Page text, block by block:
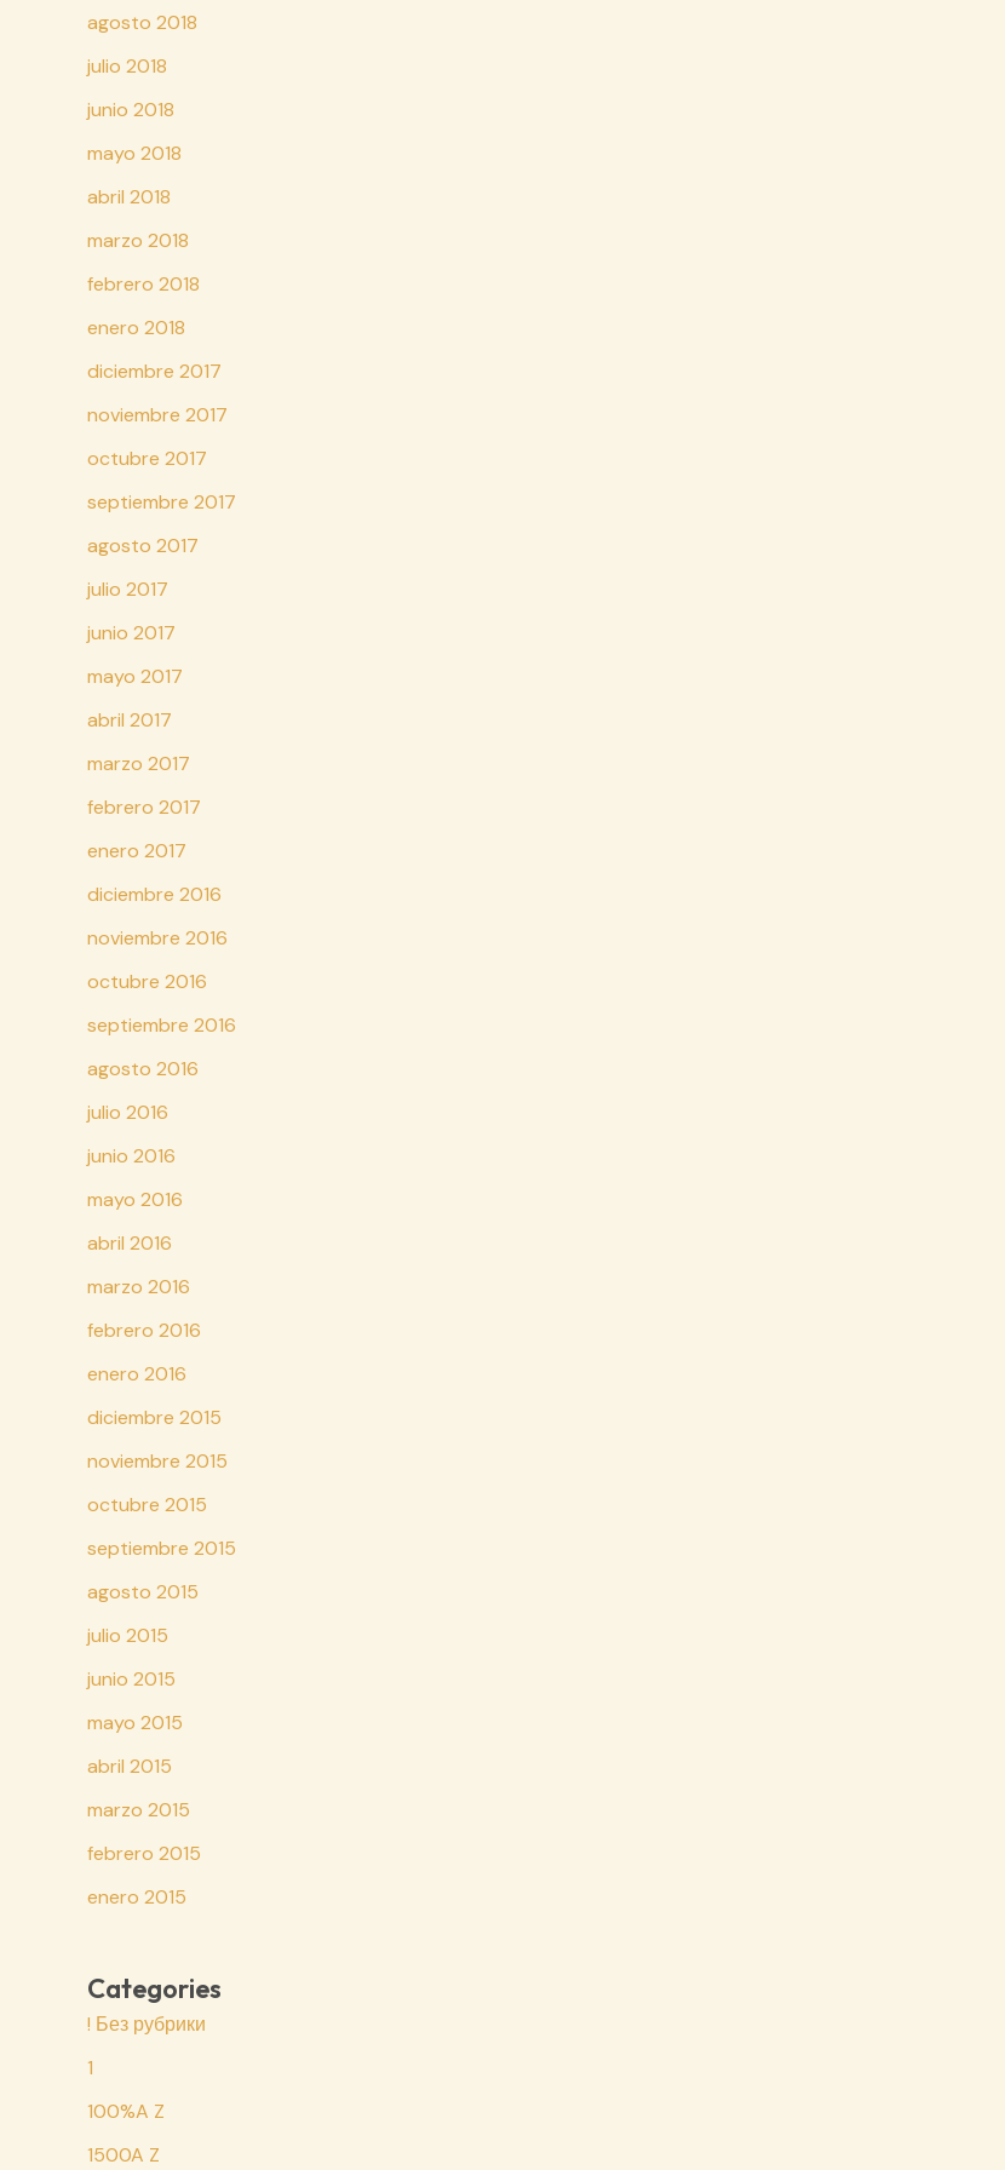
agosto 2018
julio 2018
junio 2018
mayo 2018
abril 2018
marzo 2018
febrero 2018
enero 2018
diciembre 2017
noviembre 2017
octubre 2017
septiembre 2017
agosto 2017
julio 2017
junio 2017
mayo 2017
abril 2017
marzo 2017
febrero 2017
enero 2017
diciembre 2016
noviembre 2016
octubre 2016
septiembre 2016
agosto 2016
julio 2016
junio 2016
mayo 2016
abril 2016
marzo 2016
febrero 2016
enero 2016
diciembre 2015
noviembre 2015
octubre 2015
septiembre 2015
agosto 2015
julio 2015
junio 2015
mayo 2015
abril 2015
marzo 2015
febrero 2015
enero 2015
Categories
! Без рубрики
1
100%A Z
1500A Z